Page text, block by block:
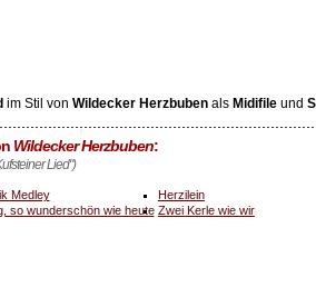
im Stil von Wildecker Herzbubenals Midifileund
Wildecker Herzbuben:
Lied")
Medley Herzilein
so wunderschön wie heute Zwei Kerle wie wir